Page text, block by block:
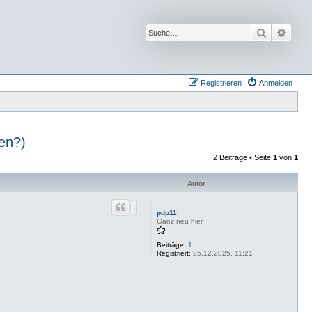
Suche
Anmelden
Registrieren
2 Beiträge • Seite 1 von 1
Autor
pdp11
Ganz neu hier
Beiträge: 1
Registriert: 25.12.2025, 11:21